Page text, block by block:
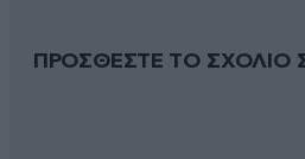
ΠΡΟΣΘΕΣΤΕ ΤΟ ΣΧΟΛΙΟ